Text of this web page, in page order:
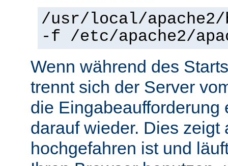
/usr/local/
-f /etc/apache2/
Wenn während des
trennt sich der Server
die Eingabeaufforderung
darauf wieder. Dies zeigt
hochgefahren ist und